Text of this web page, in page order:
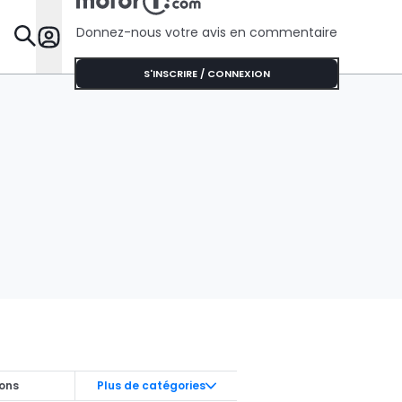
Donnez-nous votre avis en commentaire
S'INSCRIRE / CONNEXION
Plus de catégories